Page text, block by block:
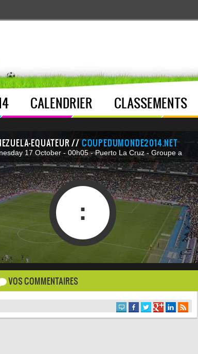
CALENDRIER CLASSEMENTS
EQUATEUR //COUPEDUMONDE2014.NET
17 October - 00h05 - Puerto La Cruz - Groupe a
:
VOS COMMENTAIRES